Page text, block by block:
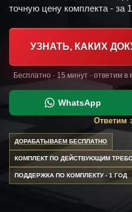
точную цену комплекта - за
УЗНАТЬ, КАКИХ
Бесплатно · 15 минут · ответим
WhatsApp
Ответим
ДОРАБАТЫВАЕМ БЕСПЛАТНО
КОМПЛЕКТ ПО ДЕЙСТВУЮЩИМ
ПОДДЕРЖКА ПО КОМПЛЕКТУ - 1 ГОД